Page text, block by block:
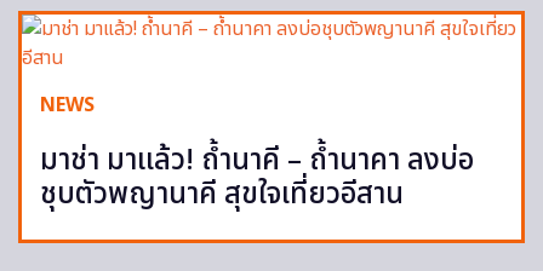
NEWS
มาช่า มาแล้ว! ถ้ำนาคี – ถ้ำนาคา ลงบ่อ
ชุบตัวพญานาคี สุขใจเที่ยวอีสาน